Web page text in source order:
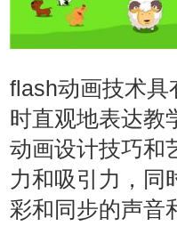
flash动画技术具
时直观地表达教
动画设计技巧和
力和吸引力，同
彩和同步的声音